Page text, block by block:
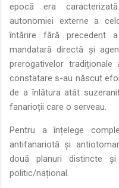
epocă era
autonomiei externe a
întărire fără precedent
mandatară directă și
prerogativelor
constatare s-au născut
de a înlătura atât
fanarioții care o serveau.
Pentru a înțelege
antifanariotă și
două planuri distincte
politic/național.